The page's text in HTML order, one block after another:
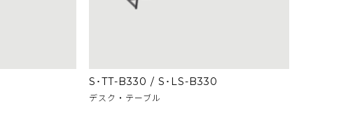
S･TT-B330 / S･LS-B330
デスク・テーブル